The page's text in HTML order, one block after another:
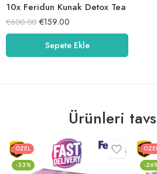
10x Feridun Kunak Detox Tea
€600.00 €159.00
Sepete Ekle
Ürünleri
ÖZEL
-33%
-